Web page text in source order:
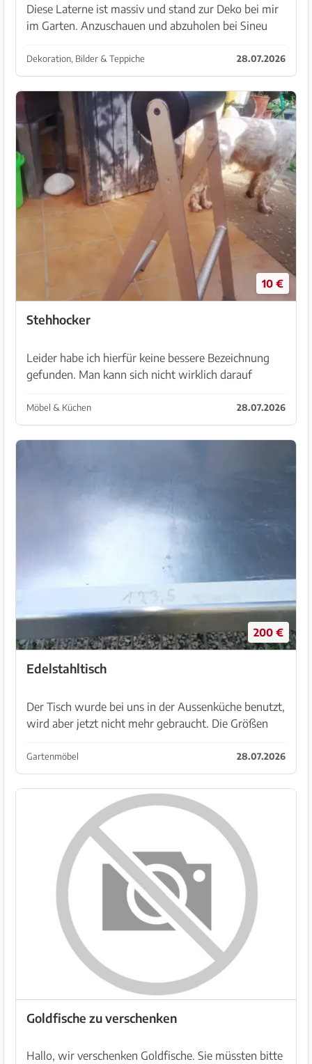
Diese Laterne ist massiv und stand zur Deko bei mir
im Garten. Anzuschauen und abzuholen bei Sineu
Dekoration, Bilder & Teppiche 28.07.2026
10 €
Stehhocker
Leider habe ich hierfür keine bessere Bezeichnung
gefunden. Man kann sich nicht wirklich darauf
viel im Stehen arbeitet, wird ihn zu schätzen wissen.
Es ...
Möbel & Küchen 28.07.2026
200 €
Edelstahltisch
Der Tisch wurde bei uns in der Aussenküche benutzt,
wird aber jetzt nicht mehr gebraucht. Die Größen
abzuholen bei Sineu.
Gartenmöbel 28.07.2026
Goldfische zu verschenken
Hallo, wir verschenken Goldfische. Sie müssten bitte